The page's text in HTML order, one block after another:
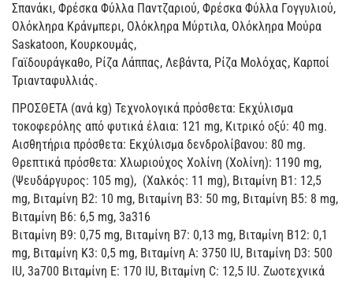
Σπανάκι, Φρέσκα Φύλλα Παντζαριού, Φρέσκα Φύλλα Γογγυλιού,
Ολόκληρα Κράνμπερι, Ολόκληρα Μύρτιλα, Ολόκληρα Μούρα
Saskatoon, Κουρκουμάς,
Γαϊδουράγκαθο, Ρίζα Λάππας, Λεβάντα, Ρίζα Μολόχας, Καρποί
Τριανταφυλλιάς.
ΠΡΟΣΘΕΤΑ (ανά kg) Τεχνολογικά πρόσθετα: Εκχύλισμα
τοκοφερόλης από φυτικά έλαια: 121 mg, Κιτρικό οξύ: 40 mg.
Αισθητήρια πρόσθετα: Εκχύλισμα δενδρολίβανου: 80 mg.
Θρεπτικά πρόσθετα: Χλωριούχος Χολίνη (Χολίνη): 1190 mg,
(Ψευδάργυρος: 105 mg), (Χαλκός: 11 mg), Βιταμίνη B1: 12,5
mg, Βιταμίνη B2: 10 mg, Βιταμίνη B3: 50 mg, Βιταμίνη B5: 8 mg,
Βιταμίνη B6: 6,5 mg, 3a316
Βιταμίνη B9: 0,75 mg, Βιταμίνη B7: 0,13 mg, Βιταμίνη B12: 0,1
mg, Βιταμίνη K3: 0,5 mg, Βιταμίνη Α: 3750 IU, Βιταμίνη D3: 500
IU, 3a700 Βιταμίνη E: 170 IU, Βιταμίνη C: 12,5 IU. Ζωοτεχνικά